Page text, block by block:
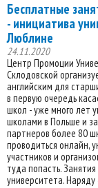
Бесплатные
- инициатива
Люблине
24.11.2020
Центр Промоции
Склодовской
английским для
в первую очередь
школ - уже много лет
школами в Польше и
партнеров более 80
проводиться онлайн,
участников и
туда попасть.
университета. Наряду